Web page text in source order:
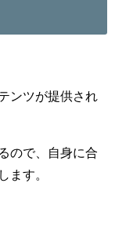
ンツが提供され
ので、自身に合
ます。